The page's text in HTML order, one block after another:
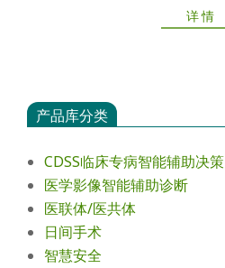
详情
产品库分类
CDSS临床专病智能辅助决策
医学影像智能辅助诊断
医联体/医共体
日间手术
智慧安全